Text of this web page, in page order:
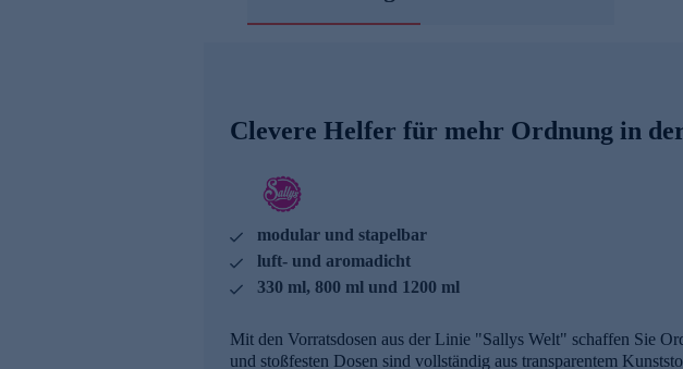
Clevere Helfer für mehr Ordnung in
modular und stapelbar
luft- und aromadicht
330 ml, 800 ml und 1200 ml
Mit den Vorratsdosen aus der Linie "Sallys Welt" schaffen Sie
und stoßfesten Dosen sind vollständig aus transparentem